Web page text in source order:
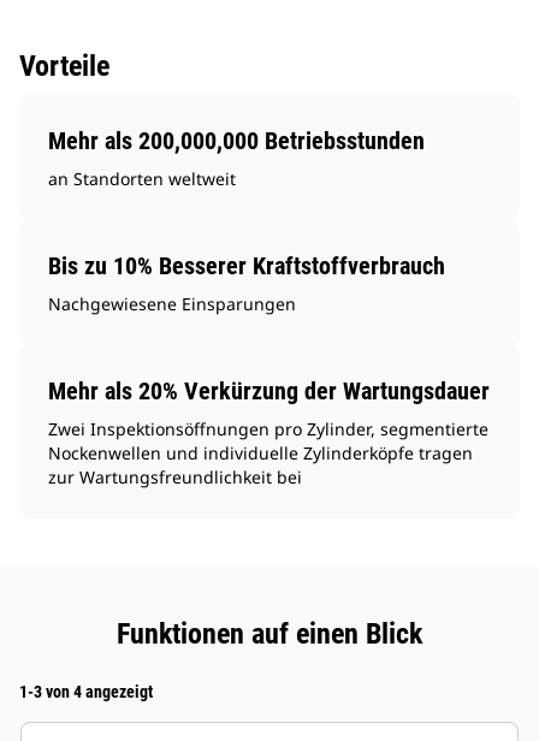
Vorteile
Mehr als 200,000,000 Betriebsstunden
an Standorten weltweit
Bis zu 10% Besserer Kraftstoffverbrauch
Nachgewiesene Einsparungen
Mehr als 20% Verkürzung der Wartungsdauer
Zwei Inspektionsöffnungen pro Zylinder, segmentierte
Nockenwellen und individuelle Zylinderköpfe tragen
zur Wartungsfreundlichkeit bei
Funktionen auf einen Blick
1-3 von 4 angezeigt